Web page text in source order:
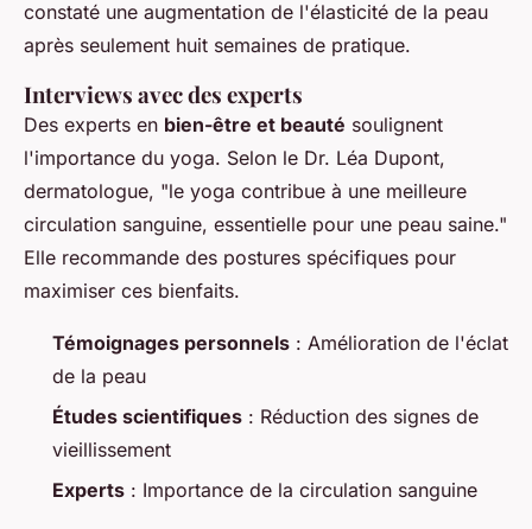
constaté une augmentation de l'élasticité de la peau
après seulement huit semaines de pratique.
Interviews avec des experts
Des experts en bien-être et beauté soulignent
l'importance du yoga. Selon le Dr. Léa Dupont,
dermatologue, "le yoga contribue à une meilleure
circulation sanguine, essentielle pour une peau saine."
Elle recommande des postures spécifiques pour
maximiser ces bienfaits.
Témoignages personnels : Amélioration de l'éclat
de la peau
Études scientifiques : Réduction des signes de
vieillissement
Experts : Importance de la circulation sanguine